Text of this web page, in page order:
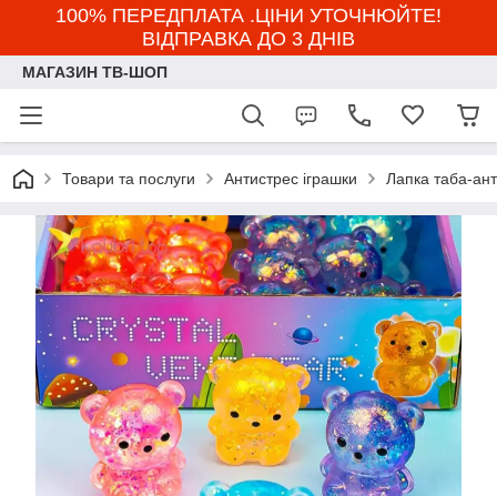
100% ПЕРЕДПЛАТА .ЦІНИ УТОЧНЮЙТЕ!
ВІДПРАВКА ДО 3 ДНІВ
МАГАЗИН ТВ-ШОП
Товари та послуги Антистрес іграшки Лапка таба-